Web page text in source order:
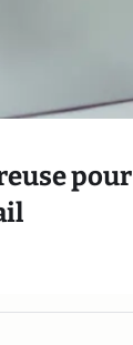
pour